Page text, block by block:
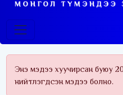
Энэ мэдээ хуучирсан буюу
нийтлэгдсэн мэдээ болно.